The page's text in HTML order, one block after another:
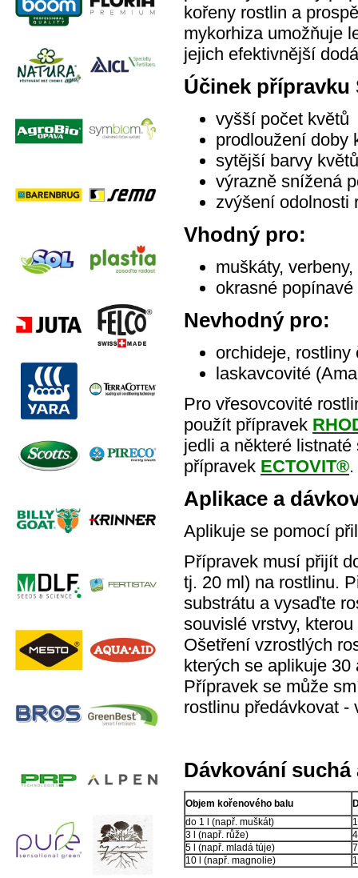
kořeny rostlin a
mykorhiza umožňuje
jejich efektivnější
Účinek přípravku
vyšší počet květů
prodloužení doby
sytější barvy
výrazně snížená
zvýšení odolnosti
Vhodný pro:
muškáty,
okrasné
Nevhodný pro:
orchideje, rostliny
laskavcovité
Pro vřesovcovité
použít přípravek
jedli a některé
přípravek ECTOVIT®.
Aplikace a
Aplikuje se pomocí
Přípravek musí přijít
tj. 20 ml) na rostlinu.
substrátu a vysaďte
souvislé vrstvy,
Ošetření vzrostlých
kterých se aplikuje
Přípravek se může
rostlinu předávkovat
Dávkování suchá
Objem kořenového balu
do 1 l (např. muškát)
3 l (např. růže)
5 l (např. mladá túje)
10 l (např. magnolie)